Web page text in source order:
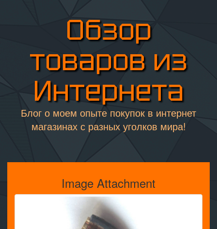
Обзор
товаров из
Интернета
Блог о моем опыте покупок в интернет
магазинах с разных уголков мира!
Image Attachment